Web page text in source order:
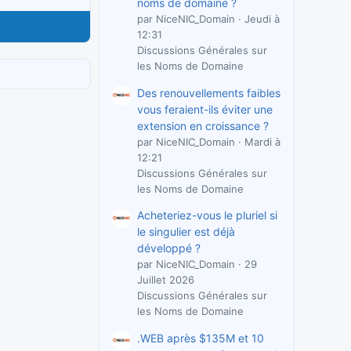
noms de domaine ?
par NiceNIC_Domain
Jeudi à
12:31
Discussions Générales sur
les Noms de Domaine
Des renouvellements faibles
vous feraient-ils éviter une
extension en croissance ?
par NiceNIC_Domain
Mardi à
12:21
Discussions Générales sur
les Noms de Domaine
Acheteriez-vous le pluriel si
le singulier est déjà
développé ?
par NiceNIC_Domain
29
Juillet 2026
Discussions Générales sur
les Noms de Domaine
.WEB après $135M et 10